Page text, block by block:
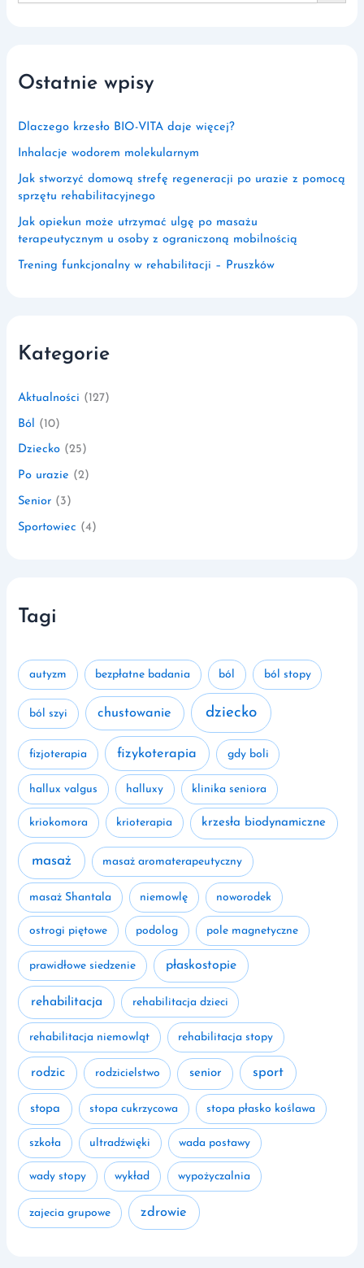
Ostatnie wpisy
Dlaczego krzesło BIO-VITA daje więcej?
Inhalacje wodorem molekularnym
Jak stworzyć domową strefę regeneracji po urazie z pomocą
sprzętu rehabilitacyjnego
Jak opiekun może utrzymać ulgę po masażu
terapeutycznym u osoby z ograniczoną mobilnością
Trening funkcjonalny w rehabilitacji – Pruszków
Kategorie
Aktualności (127)
Ból (10)
Dziecko (25)
Po urazie (2)
Senior (3)
Sportowiec (4)
Tagi
autyzm bezpłatne badania ból ból stopy
ból szyi chustowanie dziecko
fizjoterapia fizykoterapia gdy boli
hallux valgus halluxy klinika seniora
kriokomora krioterapia krzesła biodynamiczne
masaż masaż aromaterapeutyczny
masaż Shantala niemowlę noworodek
ostrogi piętowe podolog pole magnetyczne
prawidłowe siedzenie płaskostopie
rehabilitacja rehabilitacja dzieci
rehabilitacja niemowląt rehabilitacja stopy
rodzic rodzicielstwo senior sport
stopa stopa cukrzycowa stopa płasko koślawa
szkoła ultradźwięki wada postawy
wady stopy wykład wypożyczalnia
zajecia grupowe zdrowie